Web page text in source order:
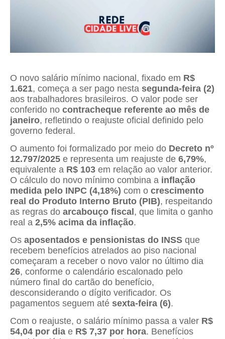
O novo salário mínimo nacional, fixado em R$
1.621, começa a ser pago nesta segunda-feira (2)
aos trabalhadores brasileiros. O valor pode ser
conferido no contracheque referente ao mês de
janeiro, refletindo o reajuste oficial definido pelo
governo federal.
O aumento foi formalizado por meio do Decreto nº
12.797/2025 e representa um reajuste de 6,79%,
equivalente a R$ 103 em relação ao valor anterior.
O cálculo do novo mínimo combina a inflação
medida pelo INPC (4,18%) com o crescimento
real do Produto Interno Bruto (PIB), respeitando
as regras do arcabouço fiscal, que limita o ganho
real a 2,5% acima da inflação.
Os aposentados e pensionistas do INSS que
recebem benefícios atrelados ao piso nacional
começaram a receber o novo valor no último dia
26, conforme o calendário escalonado pelo
número final do cartão do benefício,
desconsiderando o dígito verificador. Os
pagamentos seguem até sexta-feira (6).
Com o reajuste, o salário mínimo passa a valer R$
54,04 por dia e R$ 7,37 por hora. Benefícios